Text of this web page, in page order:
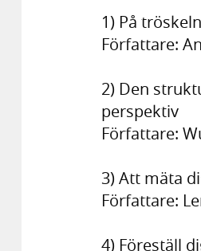
1) På
Författare:
2) Den
perspektiv
Författare:
3) Att mäta
Författare:
4) Föreställ